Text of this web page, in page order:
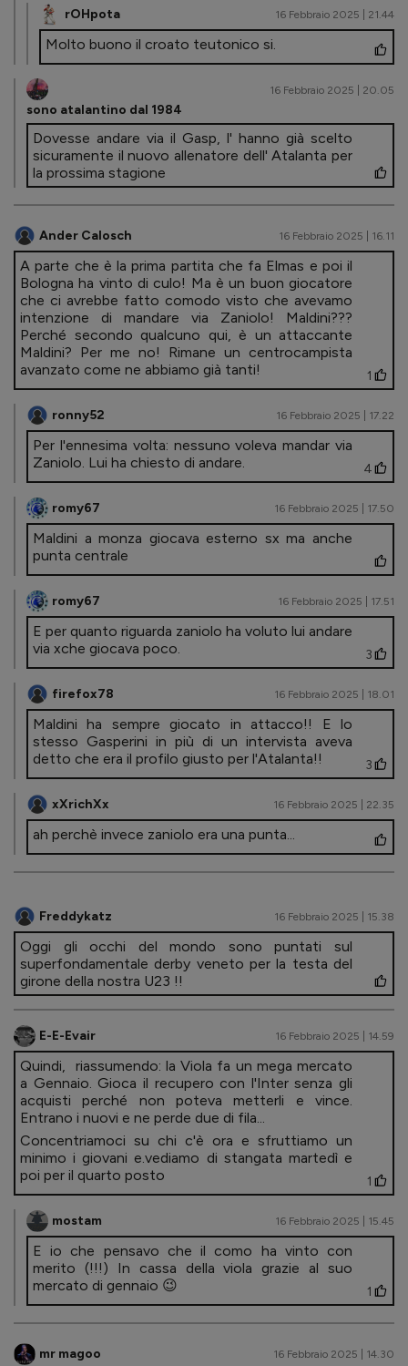
rOHpota 16 Febbraio 2025 | 21.44
Molto buono il croato teutonico si.
sono atalantino dal 1984
16 Febbraio 2025 | 20.05
Dovesse andare via il Gasp, l' hanno già scelto
sicuramente il nuovo allenatore dell' Atalanta per
la prossima stagione
Ander Calosch 16 Febbraio 2025 | 16.11
A parte che è la prima partita che fa Elmas e poi il
Bologna ha vinto di culo! Ma è un buon giocatore
che ci avrebbe fatto comodo visto che avevamo
intenzione di mandare via Zaniolo! Maldini???
Perché secondo qualcuno qui, è un attaccante
Maldini? Per me no! Rimane un centrocampista
avanzato come ne abbiamo già tanti!
1
ronny52 16 Febbraio 2025 | 17.22
Per l'ennesima volta: nessuno voleva mandar via
Zaniolo. Lui ha chiesto di andare.
4
romy67 16 Febbraio 2025 | 17.50
Maldini a monza giocava esterno sx ma anche
punta centrale
romy67 16 Febbraio 2025 | 17.51
E per quanto riguarda zaniolo ha voluto lui andare
via xche giocava poco.
3
firefox78 16 Febbraio 2025 | 18.01
Maldini ha sempre giocato in attacco!! E lo
stesso Gasperini in più di un intervista aveva
detto che era il profilo giusto per l'Atalanta!!
3
xXrichXx 16 Febbraio 2025 | 22.35
ah perchè invece zaniolo era una punta...
Freddykatz 16 Febbraio 2025 | 15.38
Oggi gli occhi del mondo sono puntati sul
superfondamentale derby veneto per la testa del
girone della nostra U23 !!
E-E-Evair 16 Febbraio 2025 | 14.59
Quindi, riassumendo: la Viola fa un mega mercato
a Gennaio. Gioca il recupero con l'Inter senza gli
acquisti perché non poteva metterli e vince.
Entrano i nuovi e ne perde due di fila...
Concentriamoci su chi c'è ora e sfruttiamo un
minimo i giovani e.vediamo di stangata martedì e
poi per il quarto posto
1
mostam 16 Febbraio 2025 | 15.45
E io che pensavo che il como ha vinto con
merito (!!!) In cassa della viola grazie al suo
mercato di gennaio 😉
1
mr magoo 16 Febbraio 2025 | 14.30